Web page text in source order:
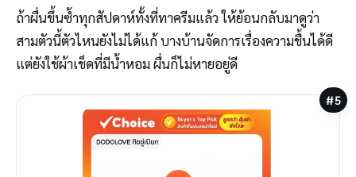
ถ้าผื่นขึ้นซ้ำทุกสัปดาห์ทั้งที่ทาครีมแล้ว ให้ย้อนกลับมาดูว่า
สามตัวนี้ตัวไหนยังไม่ได้แก้ บางบ้านจัดการเรื่องความชื้นได้ดี
แต่ยังใช้ผ้าเช็ดที่มีน้ำหอม ผื่นก็ไม่หายอยู่ดี
#5